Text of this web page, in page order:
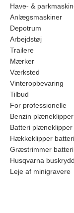
Have- &
Anlægsmaskiner
Depotrum
Arbejdstøj
Trailere
Mærker
Værksted
Vinteropbevaring
Tilbud
For professionelle
Benzin plæneklipper
Batteri plæneklipper
Hækkeklipper batteri
Græstrimmer batteri
Husqvarna
Leje af minigravere